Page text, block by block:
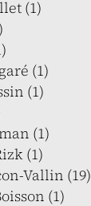
(1)
(1)
(1)
(1)
(1)
Vallin (19)
(1)